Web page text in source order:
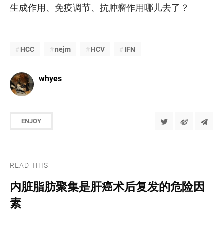
生成作用、免疫调节、抗肿瘤作用哪儿去了？
HCC nejm HCV IFN
whyes
ENJOY
READ THIS
内脏脂肪聚集是肝癌术后复发的危险因
素